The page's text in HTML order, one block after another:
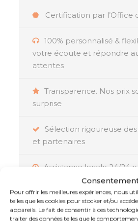
Pour offrir les meilleures expériences, nous
telles que les cookies pour stocker et/ou
appareils. Le fait de consentir à ces
traiter des données telles que le
Certification par l’Office
100% personnalisé &
votre écoute et répondre
attentes
Transparence. Nos prix
surprise
Sélection rigoureuse
et partenaires
Assistance locale 24/24
La garantie d’un voyage
Membre de l’APST, Atout
Résumé
voyage unique alliant culture,
dans deux destinations
offrant une expérience
merveilles culturelles et
vous vivrez un voyage
les amateurs d’aventure et
luxe.
Le Sri Lanka, véritable